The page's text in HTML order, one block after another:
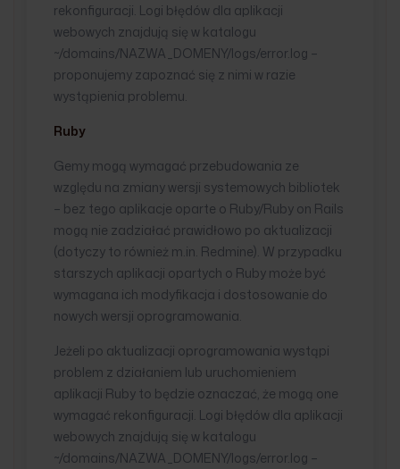
rekonfiguracji. Logi błędów dla aplikacji
webowych znajdują się w katalogu
~/domains/NAZWA_DOMENY/logs/error.log –
proponujemy zapoznać się z nimi w razie
wystąpienia problemu.
Ruby
Gemy mogą wymagać przebudowania ze
względu na zmiany wersji systemowych bibliotek
– bez tego aplikacje oparte o Ruby/Ruby on Rails
mogą nie zadziałać prawidłowo po aktualizacji
(dotyczy to również m.in. Redmine). W przypadku
starszych aplikacji opartych o Ruby może być
wymagana ich modyfikacja i dostosowanie do
nowych wersji oprogramowania.
Jeżeli po aktualizacji oprogramowania wystąpi
problem z działaniem lub uruchomieniem
aplikacji Ruby to będzie oznaczać, że mogą one
wymagać rekonfiguracji. Logi błędów dla aplikacji
webowych znajdują się w katalogu
~/domains/NAZWA_DOMENY/logs/error.log –